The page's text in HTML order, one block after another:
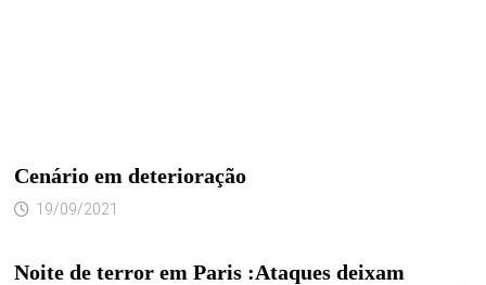
Cenário em deterioração
19/09/2021
Noite de terror em Paris :Ataques deixam